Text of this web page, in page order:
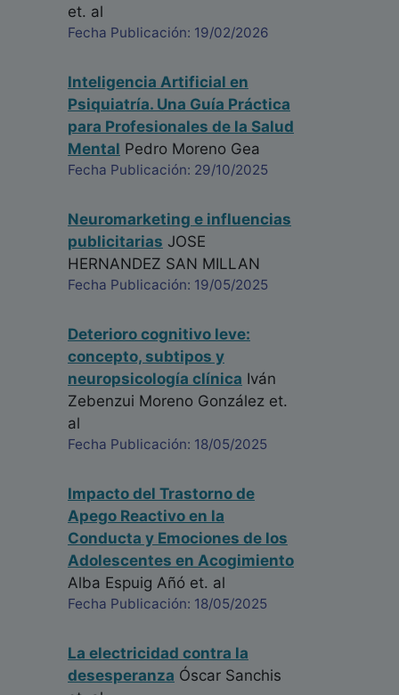
et. al
Fecha Publicación: 19/02/2026
Inteligencia Artificial en
Psiquiatría. Una Guía Práctica
para Profesionales de la Salud
Mental Pedro Moreno Gea
Fecha Publicación: 29/10/2025
Neuromarketing e influencias
publicitarias JOSE
HERNANDEZ SAN MILLAN
Fecha Publicación: 19/05/2025
Deterioro cognitivo leve:
concepto, subtipos y
neuropsicología clínica Iván
Zebenzui Moreno González et.
al
Fecha Publicación: 18/05/2025
Impacto del Trastorno de
Apego Reactivo en la
Conducta y Emociones de los
Adolescentes en Acogimiento
Alba Espuig Añó et. al
Fecha Publicación: 18/05/2025
La electricidad contra la
desesperanza Óscar Sanchis